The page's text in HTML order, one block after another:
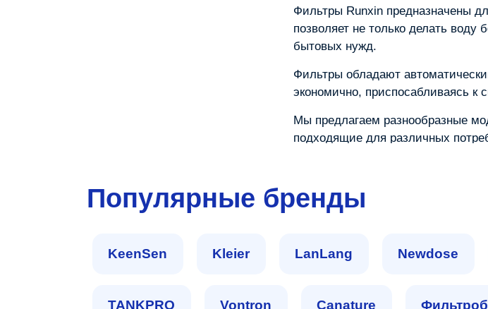
Фильтры Runxin предназначены
позволяет не только делать
бытовых нужд.
Фильтры обладают
экономично, приспосабливаясь к
Мы предлагаем разнообразные
подходящие для различных
Популярные бренды
KeenSen Kleier LanLang Newdose
TANKPRO Vontron Сanature